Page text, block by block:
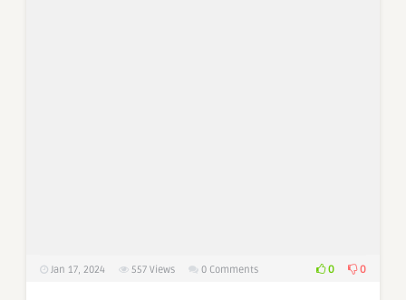
Jan 17, 2024 557 Views 0 Comments 0 0